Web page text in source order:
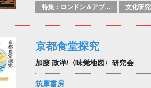
特集：ロンドン＆アブダビブックフェア2026 文化研究
京都食堂探究
加藤 政洋/〈味覚地図〉研究会
筑摩書房